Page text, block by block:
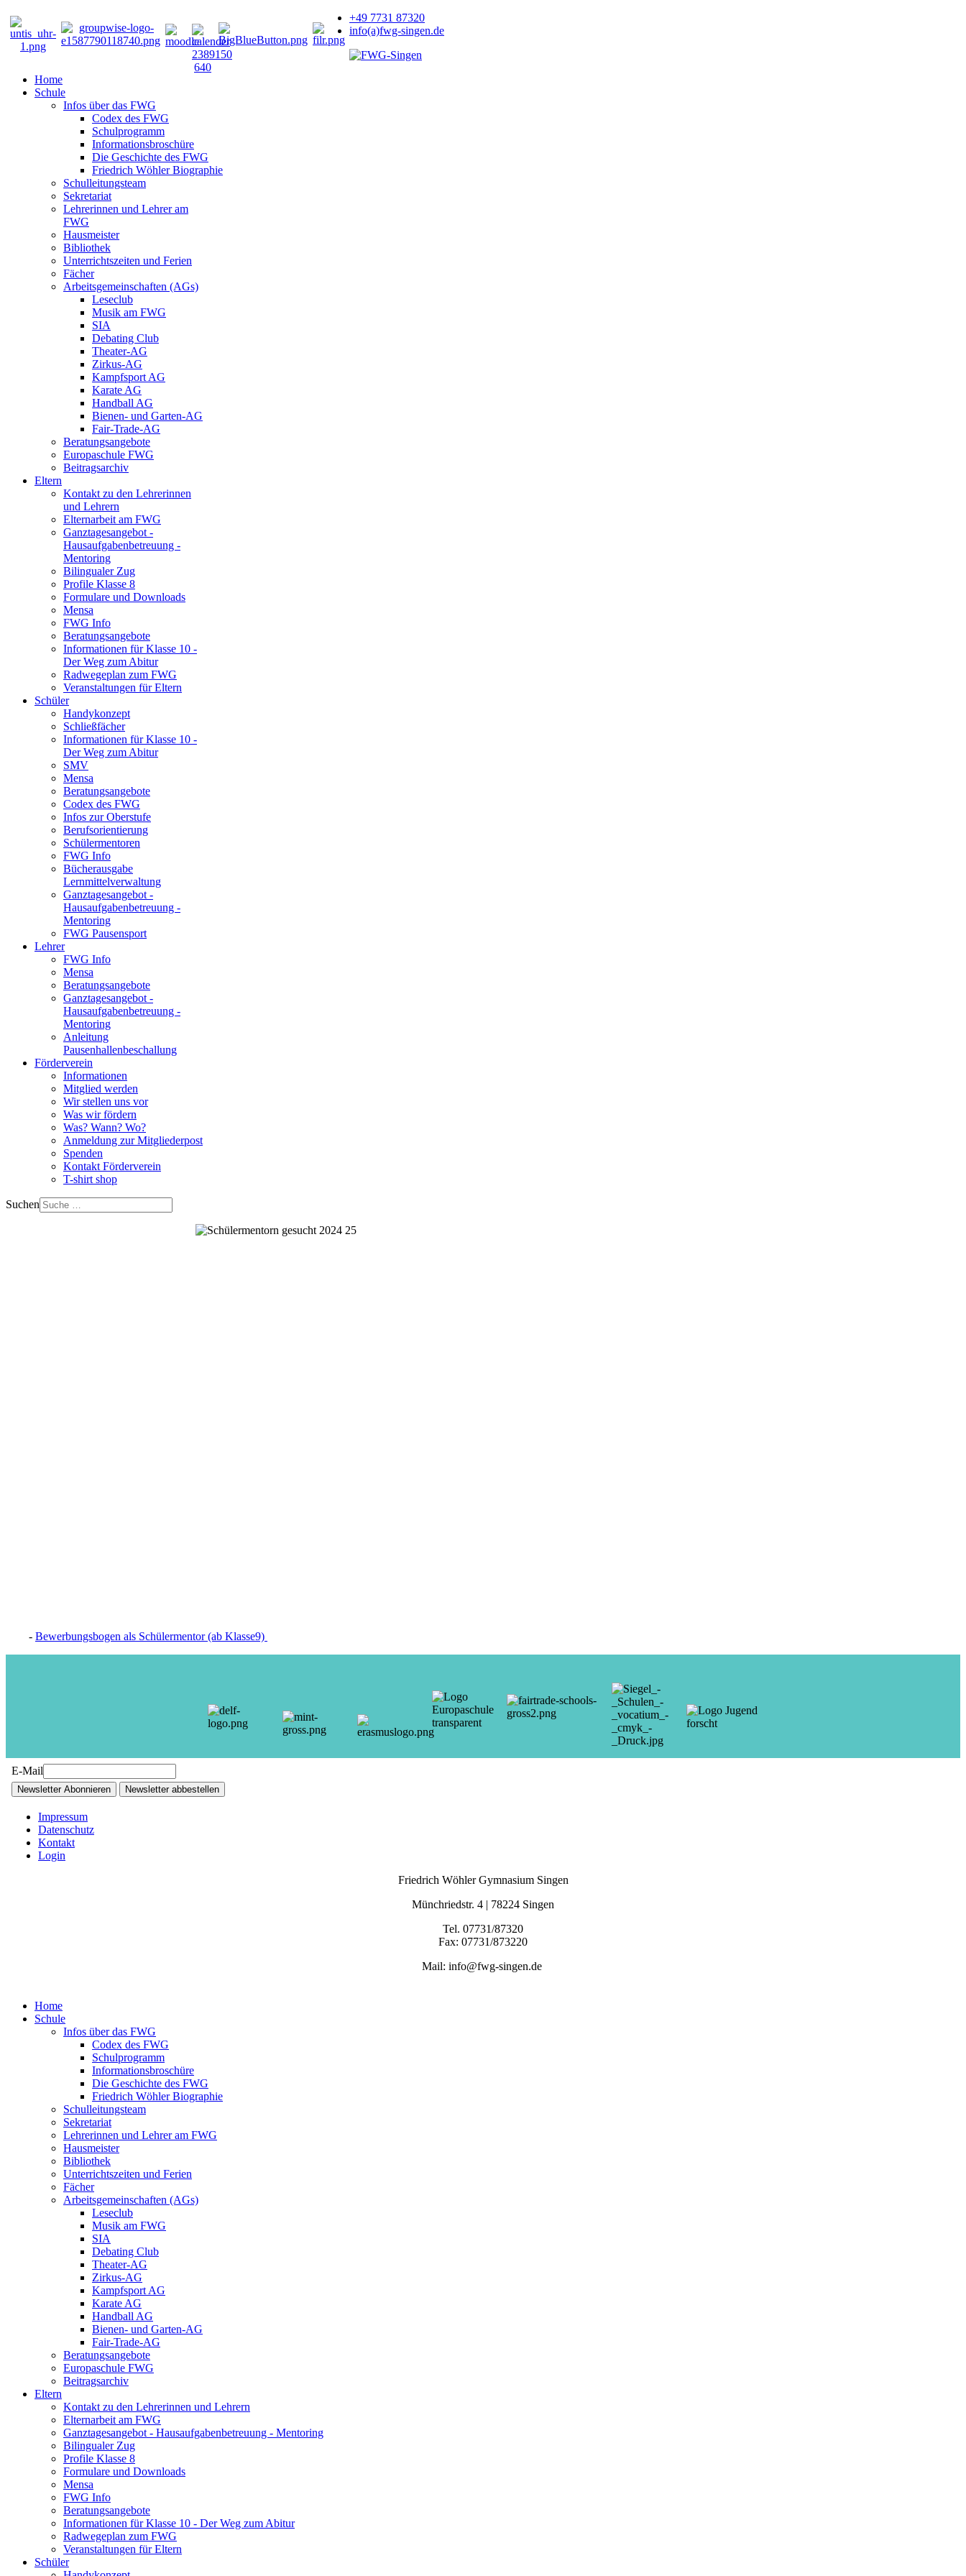
+49 7731 87320
info(a)fwg-singen.de
Home
Schule
Infos über das FWG
Codex des FWG
Schulprogramm
Informationsbroschüre
Die Geschichte des FWG
Friedrich Wöhler Biographie
Schulleitungsteam
Sekretariat
Lehrerinnen und Lehrer am
FWG
Hausmeister
Bibliothek
Unterrichtszeiten und Ferien
Fächer
Arbeitsgemeinschaften (AGs)
Leseclub
Musik am FWG
SIA
Debating Club
Theater-AG
Zirkus-AG
Kampfsport AG
Karate AG
Handball AG
Bienen- und Garten-AG
Fair-Trade-AG
Beratungsangebote
Europaschule FWG
Beitragsarchiv
Eltern
Kontakt zu den Lehrerinnen
und Lehrern
Elternarbeit am FWG
Ganztagesangebot -
Hausaufgabenbetreuung -
Mentoring
Bilingualer Zug
Profile Klasse 8
Formulare und Downloads
Mensa
FWG Info
Beratungsangebote
Informationen für Klasse 10 -
Der Weg zum Abitur
Radwegeplan zum FWG
Veranstaltungen für Eltern
Schüler
Handykonzept
Schließfächer
Informationen für Klasse 10 -
Der Weg zum Abitur
SMV
Mensa
Beratungsangebote
Codex des FWG
Infos zur Oberstufe
Berufsorientierung
Schülermentoren
FWG Info
Bücherausgabe
Lernmittelverwaltung
Ganztagesangebot -
Hausaufgabenbetreuung -
Mentoring
FWG Pausensport
Lehrer
FWG Info
Mensa
Beratungsangebote
Ganztagesangebot -
Hausaufgabenbetreuung -
Mentoring
Anleitung
Pausenhallenbeschallung
Förderverein
Informationen
Mitglied werden
Wir stellen uns vor
Was wir fördern
Was? Wann? Wo?
Anmeldung zur Mitgliederpost
Spenden
Kontakt Förderverein
T-shirt shop
Suchen
- Bewerbungsbogen als Schülermentor (ab Klasse9)
E-Mail
Newsletter Abonnieren Newsletter abbestellen
Impressum
Datenschutz
Kontakt
Login
Friedrich Wöhler Gymnasium Singen
Münchriedstr. 4 | 78224 Singen
Tel. 07731/87320
Fax: 07731/873220
Mail: info@fwg-singen.de
Home
Schule
Infos über das FWG
Codex des FWG
Schulprogramm
Informationsbroschüre
Die Geschichte des FWG
Friedrich Wöhler Biographie
Schulleitungsteam
Sekretariat
Lehrerinnen und Lehrer am FWG
Hausmeister
Bibliothek
Unterrichtszeiten und Ferien
Fächer
Arbeitsgemeinschaften (AGs)
Leseclub
Musik am FWG
SIA
Debating Club
Theater-AG
Zirkus-AG
Kampfsport AG
Karate AG
Handball AG
Bienen- und Garten-AG
Fair-Trade-AG
Beratungsangebote
Europaschule FWG
Beitragsarchiv
Eltern
Kontakt zu den Lehrerinnen und Lehrern
Elternarbeit am FWG
Ganztagesangebot - Hausaufgabenbetreuung - Mentoring
Bilingualer Zug
Profile Klasse 8
Formulare und Downloads
Mensa
FWG Info
Beratungsangebote
Informationen für Klasse 10 - Der Weg zum Abitur
Radwegeplan zum FWG
Veranstaltungen für Eltern
Schüler